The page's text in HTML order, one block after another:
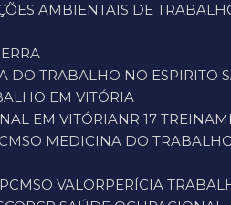
AMBIENTAIS DE
DO TRABALHO NO ESPIRITO
EM VITÓRIA
EM VITÓRIA
NR 17
MEDICINA DO
PCMSO VALOR
PERÍCIA